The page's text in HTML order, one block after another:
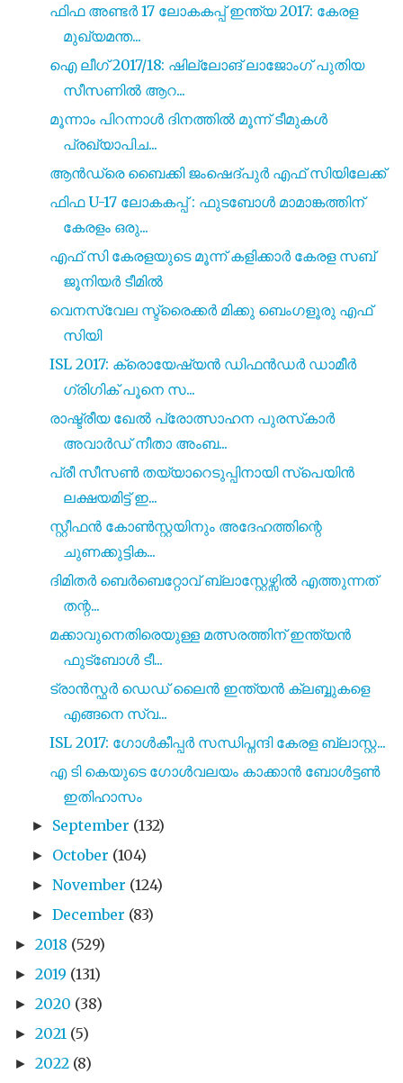
ഫിഫ അണ്ടർ 17 ലോകകപ്പ് ഇന്ത്യ 2017: കേരള
മുഖ്യമന്ത...
ഐ ലീഗ് 2017/18: ഷില്ലോങ് ലാജോംഗ് പുതിയ
സീസണിൽ ആറ...
മൂന്നാം പിറന്നാൾ ദിനത്തിൽ മൂന്ന് ടീമുകൾ
പ്രഖ്യാപിച...
ആൻഡ്രെ ബൈക്കി ജംഷെദ്പുർ എഫ് സിയിലേക്ക്
ഫിഫ U-17 ലോകകപ്പ് : ഫുടബോൾ മാമാങ്കത്തിന്
കേരളം ഒരു...
എഫ് സി കേരളയുടെ മൂന്ന് കളിക്കാർ കേരള സബ്
ജൂനിയർ ടീമിൽ
വെനസ്വേല സ്ട്രൈക്കർ മിക്കു ബെംഗളൂരു എഫ്
സിയി
ISL 2017: ക്രൊയേഷ്യൻ ഡിഫൻഡർ ഡാമീർ
ഗ്രിഗിക് പൂനെ സ...
രാഷ്ട്രീയ ഖേൽ പ്രോത്സാഹന പുരസ്‌കാർ
അവാർഡ് നീതാ അംബ...
പ്രീ സീസൺ തയ്യാറെടുപ്പിനായി സ്പെയിൻ
ലക്ഷയമിട്ട് ഇ...
സ്റ്റീഫൻ കോൺസ്റ്റയിനും അദേഹത്തിന്റെ
ചുണക്കുട്ടിക...
ദിമിതർ ബെർബെറ്റോവ് ബ്ലാസ്റ്റേഴ്സിൽ എത്തുന്നത്
തന്റ...
മക്കാവുനെതിരെയുള്ള മത്സരത്തിന് ഇന്ത്യൻ
ഫുട്ബോൾ ടീ...
ട്രാൻസ്ഫർ ഡെഡ്‌ ലൈൻ ഇന്ത്യൻ ക്ലബ്ബുകളെ
എങ്ങനെ സ്വ...
ISL 2017: ഗോൾകീപ്പർ സന്ധിപ്നന്ദി കേരള ബ്ലാസ്റ്റ...
എ ടി കെയുടെ ഗോൾവലയം കാക്കാൻ ബോൾട്ടൺ
ഇതിഹാസം
► September (132)
► October (104)
►November (124)
►December (83)
► 2018 (529)
► 2019 (131)
► 2020 (38)
► 2021 (5)
► 2022 (8)